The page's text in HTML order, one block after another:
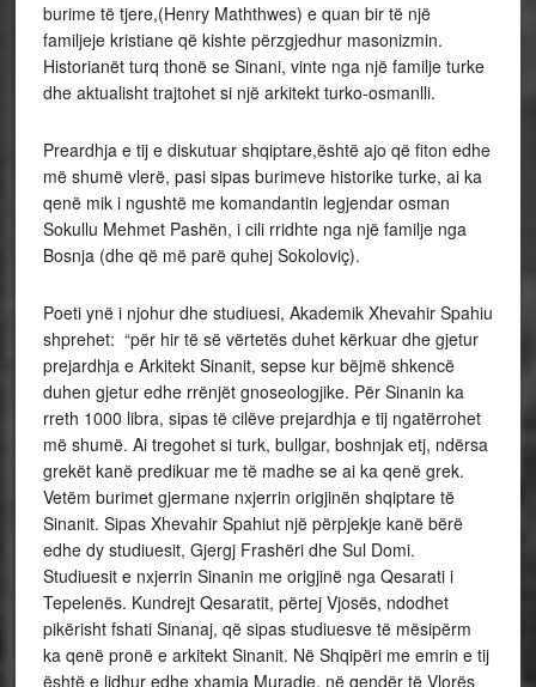
burime të tjere,(Henry Maththwes) e quan bir të një
familjeje kristiane që kishte përzgjedhur masonizmin.
Historianët turq thonë se Sinani, vinte nga një familje turke
dhe aktualisht trajtohet si një arkitekt turko-osmanlli.
Preardhja e tij e diskutuar shqiptare,është ajo që fiton edhe
më shumë vlerë, pasi sipas burimeve historike turke, ai ka
qenë mik i ngushtë me komandantin legjendar osman
Sokullu Mehmet Pashën, i cili rridhte nga një familje nga
Bosnja (dhe që më parë quhej Sokoloviç).
Poeti ynë i njohur dhe studiuesi, Akademik Xhevahir Spahiu
shprehet: “për hir të së vërtetës duhet kërkuar dhe gjetur
prejardhja e Arkitekt Sinanit, sepse kur bëjmë shkencë
duhen gjetur edhe rrënjët gnoseologjike. Për Sinanin ka
rreth 1000 libra, sipas të cilëve prejardhja e tij ngatërrohet
më shumë. Ai tregohet si turk, bullgar, boshnjak etj, ndërsa
grekët kanë predikuar me të madhe se ai ka qenë grek.
Vetëm burimet gjermane nxjerrin origjinën shqiptare të
Sinanit. Sipas Xhevahir Spahiut një përpjekje kanë bërë
edhe dy studiuesit, Gjergj Frashëri dhe Sul Domi.
Studiuesit e nxjerrin Sinanin me origjinë nga Qesarati i
Tepelenës. Kundrejt Qesaratit, përtej Vjosës, ndodhet
pikërisht fshati Sinanaj, që sipas studiuesve të mësipërm
ka qenë pronë e arkitekt Sinanit. Në Shqipëri me emrin e tij
është e lidhur edhe xhamia Muradie, në qendër të Vlorës